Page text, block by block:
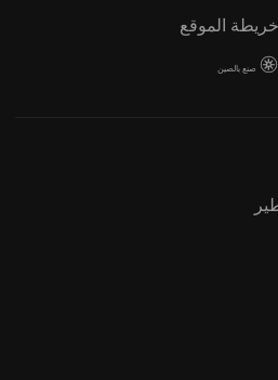
خريطة الموقع
 صنع بالصين